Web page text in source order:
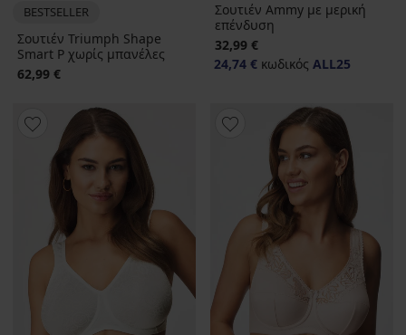
BESTSELLER
Σουτιέν Triumph Shape
Smart P χωρίς μπανέλες
62,99 €
Σουτιέν Ammy με μερική
επένδυση
32,99 €
24,74 € κωδικός ALL25